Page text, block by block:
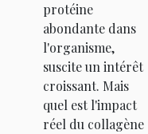
protéine
abondante dans
l'organisme,
suscite un intérêt
croissant. Mais
quel est l'impact
réel du collagène